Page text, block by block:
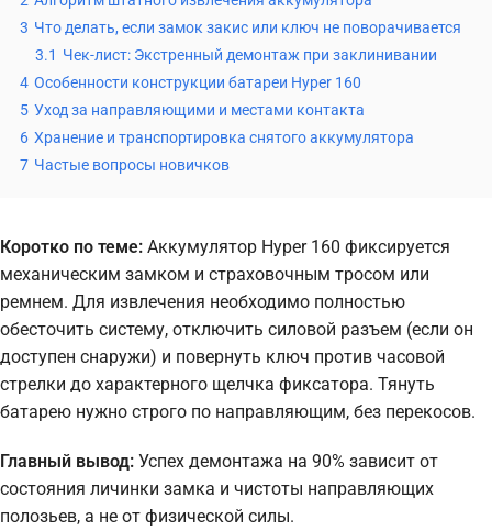
3 Что делать, если замок закис или ключ не поворачивается
3.1 Чек-лист: Экстренный демонтаж при заклинивании
4 Особенности конструкции батареи Hyper 160
5 Уход за направляющими и местами контакта
6 Хранение и транспортировка снятого аккумулятора
7 Частые вопросы новичков
Коротко по теме: Аккумулятор Hyper 160 фиксируется
механическим замком и страховочным тросом или
ремнем. Для извлечения необходимо полностью
обесточить систему, отключить силовой разъем (если он
доступен снаружи) и повернуть ключ против часовой
стрелки до характерного щелчка фиксатора. Тянуть
батарею нужно строго по направляющим, без перекосов.
Главный вывод: Успех демонтажа на 90% зависит от
состояния личинки замка и чистоты направляющих
полозьев, а не от физической силы.